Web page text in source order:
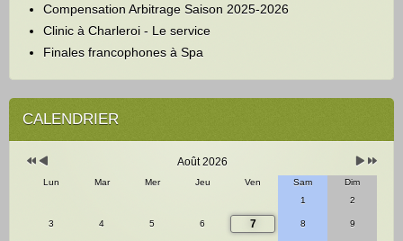
Compensation Arbitrage Saison 2025-2026
Clinic à Charleroi - Le service
Finales francophones à Spa
CALENDRIER
Année
précédente
Mois
précédent
Année
Mois
Août 2026
Lun Mar Mer Jeu Ven Sam
Dim
1
2
3 4 5 6 7 8 9